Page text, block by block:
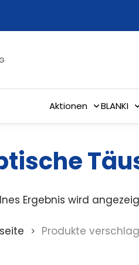
Aktionen BLANKI
Ergebnis wird
Produkte